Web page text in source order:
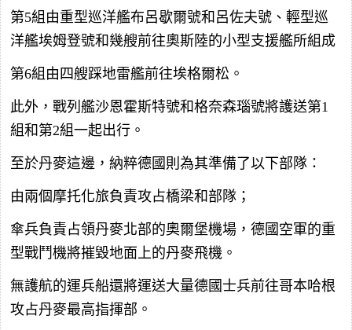
第5組由重型巡洋艦布呂歇爾號和呂佐夫號、輕型巡
洋艦埃姆登號和幾艘前往奧斯陸的小型支援艦所組成
第6組由四艘踩地雷艦前往埃格爾松。
此外，戰列艦沙恩霍斯特號和格奈森瑙號將護送第1
組和第2組一起出行。
至於丹麥這邊，納粹德國則為其準備了以下部隊：
由兩個摩托化旅負責攻占橋梁和部隊；
傘兵負責占領丹麥北部的奧爾堡機場，德國空軍的重
型戰鬥機將摧毀地面上的丹麥飛機。
無護航的運兵船還將運送大量德國士兵前往哥本哈根
攻占丹麥最高指揮部。